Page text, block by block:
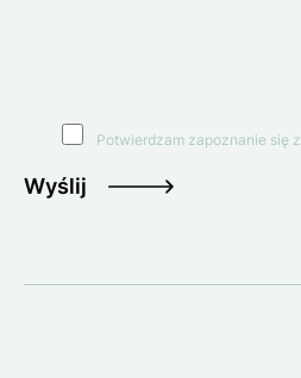
Potwierdzam zapoznanie się z
Wyślij